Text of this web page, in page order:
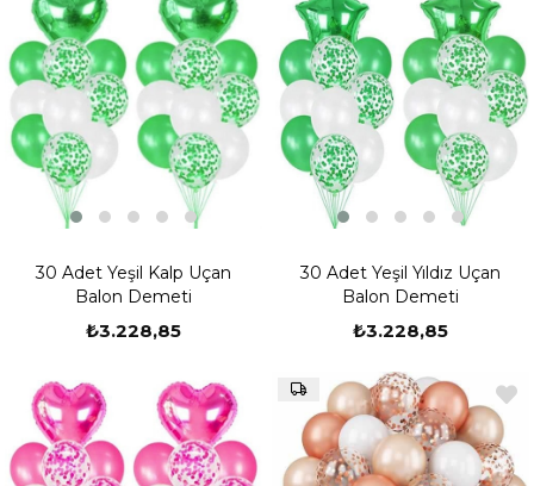
30 Adet Yeşil Kalp Uçan
Balon Demeti
₺3.228,85
30 Adet Yeşil Yıldız Uçan
Balon Demeti
₺3.228,85